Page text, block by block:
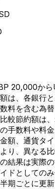
20,000か
は、各銀行
料を含む為
較節約額は
手数料や料
額、通貨タ
り、異なる
結果は実際
ドとしてのみ
期ごとに更新